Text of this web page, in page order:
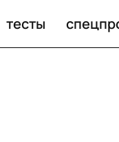
тесты